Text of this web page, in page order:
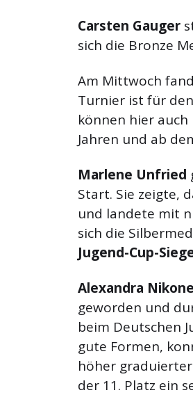
Carsten Gauger
sich die Bronze
Am Mittwoch
Turnier ist für
können hier auch
Jahren und ab
Marlene Unfried
Start. Sie zeigte,
und landete mit
sich die
Jugend-Cup-
Alexandra
geworden und
beim Deutschen
gute Formen,
höher
der 11. Platz ein